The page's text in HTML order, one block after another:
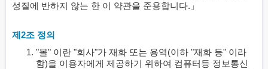
성질에 반하지 않는 한 이 약관을 준용합니다.」
제2조 정의
"몰" 이란 "회사"가 재화 또는 용역(이하 "재화 등" 이라
함)을 이용자에게 제공하기 위하여 컴퓨터등 정보통신